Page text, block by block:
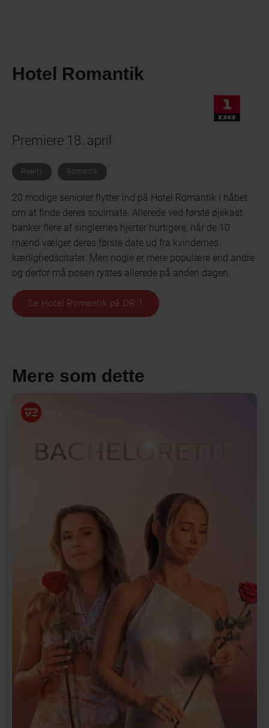
Hotel Romantik
Reality Romantik
Premiere 18. april
20 modige seniorer flytter ind på Hotel Romantik i håbet
om at finde deres soulmate. Allerede ved første øjekast
banker flere af singlernes hjerter hurtigere, når de 10
mænd vælger deres første date ud fra kvindernes
kærlighedscitater. Men nogle er mere populære end andre
og derfor må posen rystes allerede på anden dagen.
Se Hotel Romantik på DR 1
Mere som dette